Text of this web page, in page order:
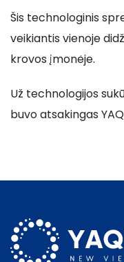
Šis technologinis
veikiantis vienoje
krovos įmonėje.
Už technologijos
buvo atsakingas